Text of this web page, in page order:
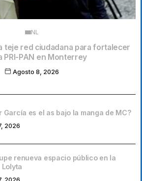
NL
teje red ciudadana para fortalecer
PRI-PAN en Monterrey
Agosto 8, 2026
García es el as bajo la manga de MC?
2026
renueva espacio público en la